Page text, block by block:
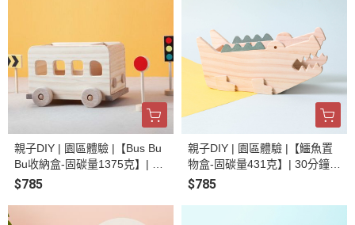
親子DIY | 園區體驗 |【Bus Bu
Bu收納盒-固碳量1375克】| 30
分鐘 輕鬆體驗 | 生活小物 | 手
$785
親子DIY | 園區體驗 |【鱷魚置
物盒-固碳量431克】| 30分鐘
輕鬆體驗 | 生活小物 | 手作體驗
$785